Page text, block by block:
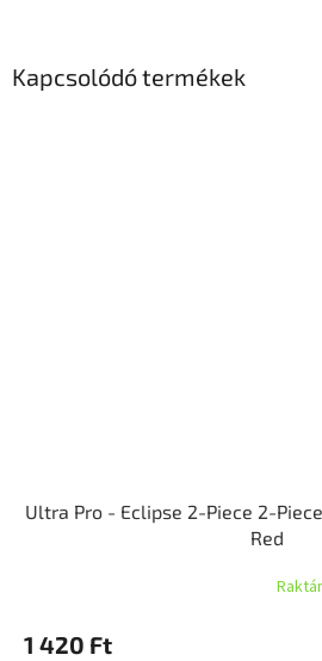
Kapcsolódó termékek
Ultra Pro - Eclipse 2-Piece 2-
Red
1 420 Ft